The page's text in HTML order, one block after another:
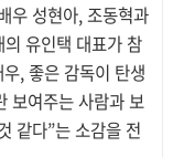
우 성현아, 조동혁과
유인택 대표가 참
, 좋은 감독이 탄생
보여주는 사람과 보
같다”는 소감을 전